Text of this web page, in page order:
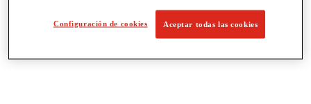
Configuración de cookies Aceptar todas las cookies